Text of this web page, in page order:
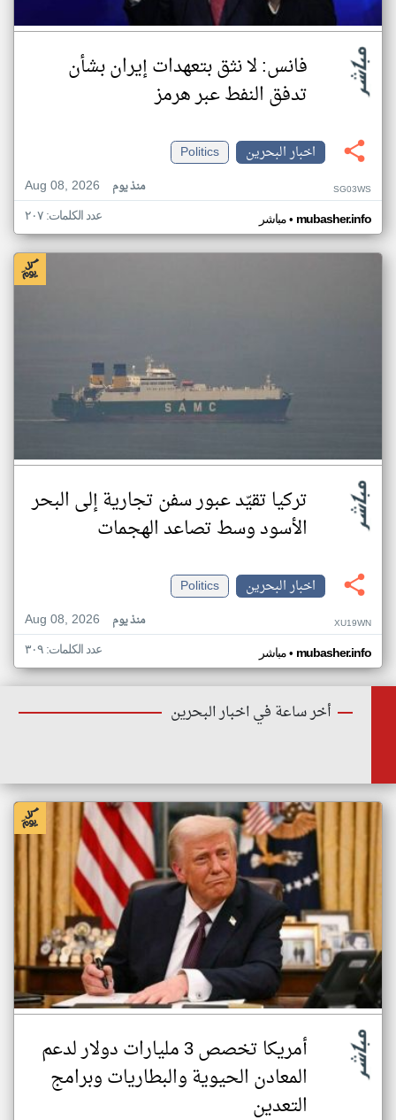
فانس: لا نثق بتعهدات إيران بشأن
تدفق النفط عبر هرمز
اخبار البحرين
Politics
Aug 08, 2026
منذ يوم SG03WS
مباشر• mubasher.info عدد الكلمات: ٢٠٧
تركيا تقيّد عبور سفن تجارية إلى البحر
الأسود وسط تصاعد الهجمات
اخبار البحرين
Politics
Aug 08, 2026
منذ يوم XU19WN
مباشر• mubasher.info عدد الكلمات: ٣٠٩
أخر ساعة في اخبار البحرين
أمريكا تخصص 3 مليارات دولار لدعم
المعادن الحيوية والبطاريات وبرامج
التعدين